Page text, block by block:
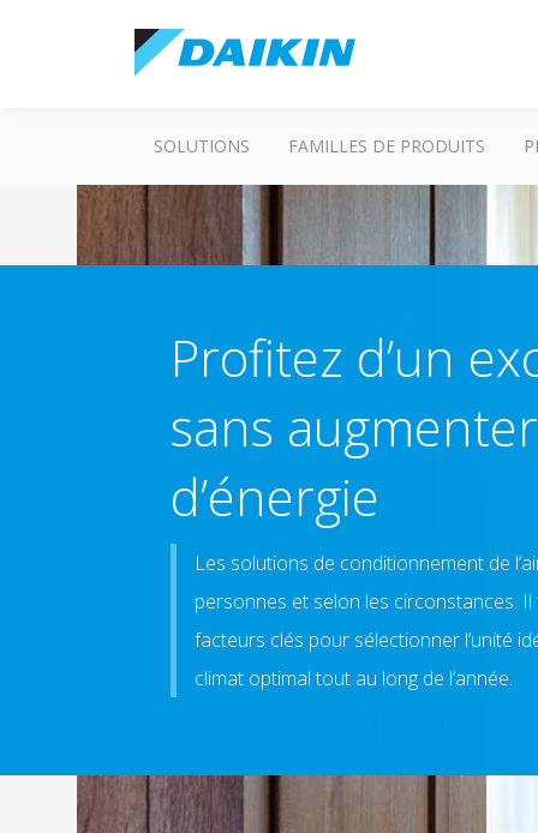
SOLUTIONS FAMILLES DE PRODUITS
Profitez d’un
sans
d’énergie
Les solutions de conditionnement de
personnes et selon les circonstances.
facteurs clés pour sélectionner l’unité
climat optimal tout au long de l’année.